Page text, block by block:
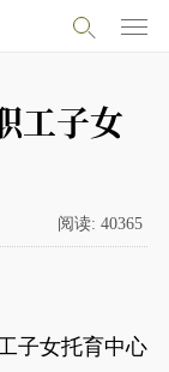
工子女
阅读: 40365
子女托育中心